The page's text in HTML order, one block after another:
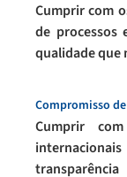
Cumprir com
de
qualidade que
Compromisso
Cumprir